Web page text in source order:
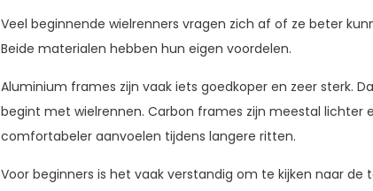
Veel beginnende wielrenners vragen zich af of ze beter
Beide materialen hebben hun eigen voordelen.
Aluminium frames zijn vaak iets goedkoper en zeer sterk.
begint met wielrennen. Carbon frames zijn meestal lichter
comfortabeler aanvoelen tijdens langere ritten.
Voor beginners is het vaak verstandig om te kijken naar